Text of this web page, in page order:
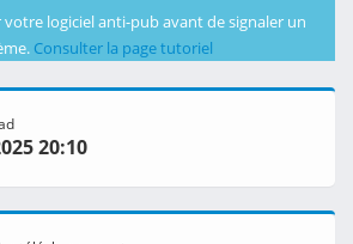
votre logiciel anti-pub avant de signaler un
Consulter la page tutoriel
20:10